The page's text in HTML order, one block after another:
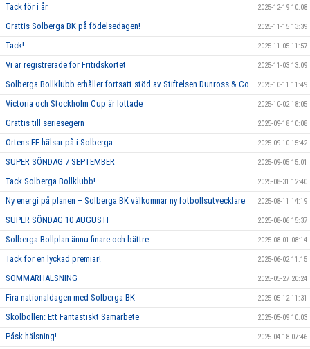
Tack för i år 2025-12-19 10:08
Grattis Solberga BK på födelsedagen! 2025-11-15 13:39
Tack! 2025-11-05 11:57
Vi är registrerade för Fritidskortet 2025-11-03 13:09
Solberga Bollklubb erhåller fortsatt stöd av Stiftelsen Dunross & Co 2025-10-11 11:49
Victoria och Stockholm Cup är lottade 2025-10-02 18:05
Grattis till seriesegern 2025-09-18 10:08
Ortens FF hälsar på i Solberga 2025-09-10 15:42
SUPER SÖNDAG 7 SEPTEMBER 2025-09-05 15:01
Tack Solberga Bollklubb! 2025-08-31 12:40
Ny energi på planen – Solberga BK välkomnar ny fotbollsutvecklare 2025-08-11 14:19
SUPER SÖNDAG 10 AUGUSTI 2025-08-06 15:37
Solberga Bollplan ännu finare och bättre 2025-08-01 08:14
Tack för en lyckad premiär! 2025-06-02 11:15
SOMMARHÄLSNING 2025-05-27 20:24
Fira nationaldagen med Solberga BK 2025-05-12 11:31
Skolbollen: Ett Fantastiskt Samarbete 2025-05-09 10:03
Påsk hälsning! 2025-04-18 07:46